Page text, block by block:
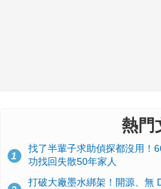
熱門
1
找了半輩子求助偵探都沒用！
功找回失散50年家人
打破大廠墨水綁架！開源、無